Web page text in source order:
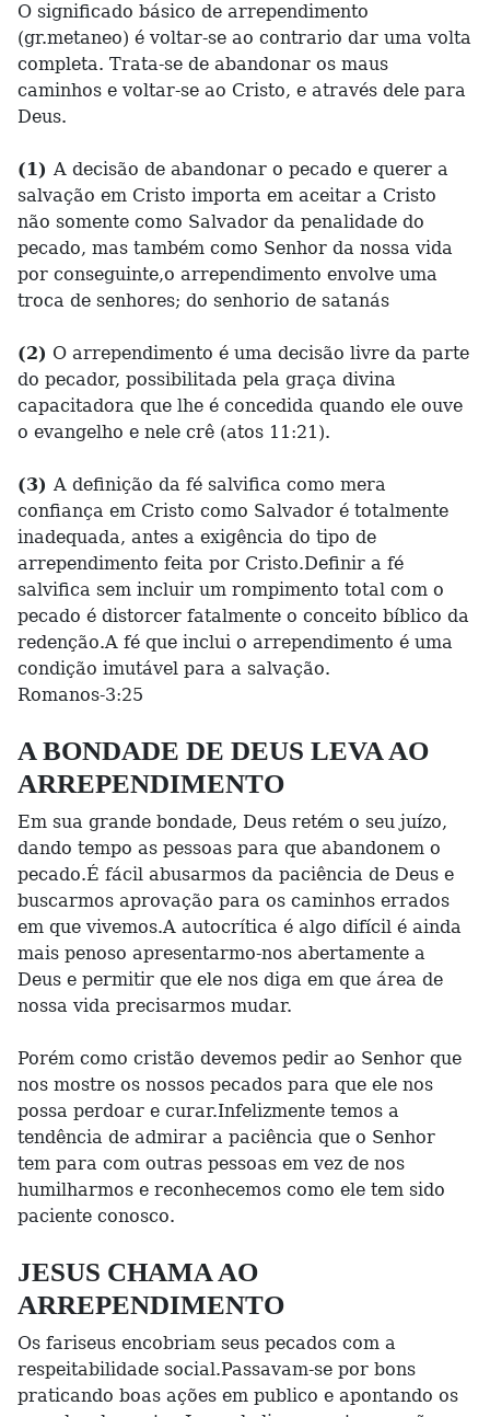
O significado básico de arrependimento
(gr.metaneo) é voltar-se ao contrario dar uma volta
completa. Trata-se de abandonar os maus
caminhos e voltar-se ao Cristo, e através dele para
Deus.
(1) A decisão de abandonar o pecado e querer a
salvação em Cristo importa em aceitar a Cristo
não somente como Salvador da penalidade do
pecado, mas também como Senhor da nossa vida
por conseguinte,o arrependimento envolve uma
troca de senhores; do senhorio de satanás
(2) O arrependimento é uma decisão livre da parte
do pecador, possibilitada pela graça divina
capacitadora que lhe é concedida quando ele ouve
o evangelho e nele crê (atos 11:21).
(3) A definição da fé salvifica como mera
confiança em Cristo como Salvador é totalmente
inadequada, antes a exigência do tipo de
arrependimento feita por Cristo.Definir a fé
salvifica sem incluir um rompimento total com o
pecado é distorcer fatalmente o conceito bíblico da
redenção.A fé que inclui o arrependimento é uma
condição imutável para a salvação.
Romanos-3:25
A BONDADE DE DEUS LEVA AO
ARREPENDIMENTO
Em sua grande bondade, Deus retém o seu juízo,
dando tempo as pessoas para que abandonem o
pecado.É fácil abusarmos da paciência de Deus e
buscarmos aprovação para os caminhos errados
em que vivemos.A autocrítica é algo difícil é ainda
mais penoso apresentarmo-nos abertamente a
Deus e permitir que ele nos diga em que área de
nossa vida precisarmos mudar.
Porém como cristão devemos pedir ao Senhor que
nos mostre os nossos pecados para que ele nos
possa perdoar e curar.Infelizmente temos a
tendência de admirar a paciência que o Senhor
tem para com outras pessoas em vez de nos
humilharmos e reconhecemos como ele tem sido
paciente conosco.
JESUS CHAMA AO
ARREPENDIMENTO
Os fariseus encobriam seus pecados com a
respeitabilidade social.Passavam-se por bons
praticando boas ações em publico e apontando os